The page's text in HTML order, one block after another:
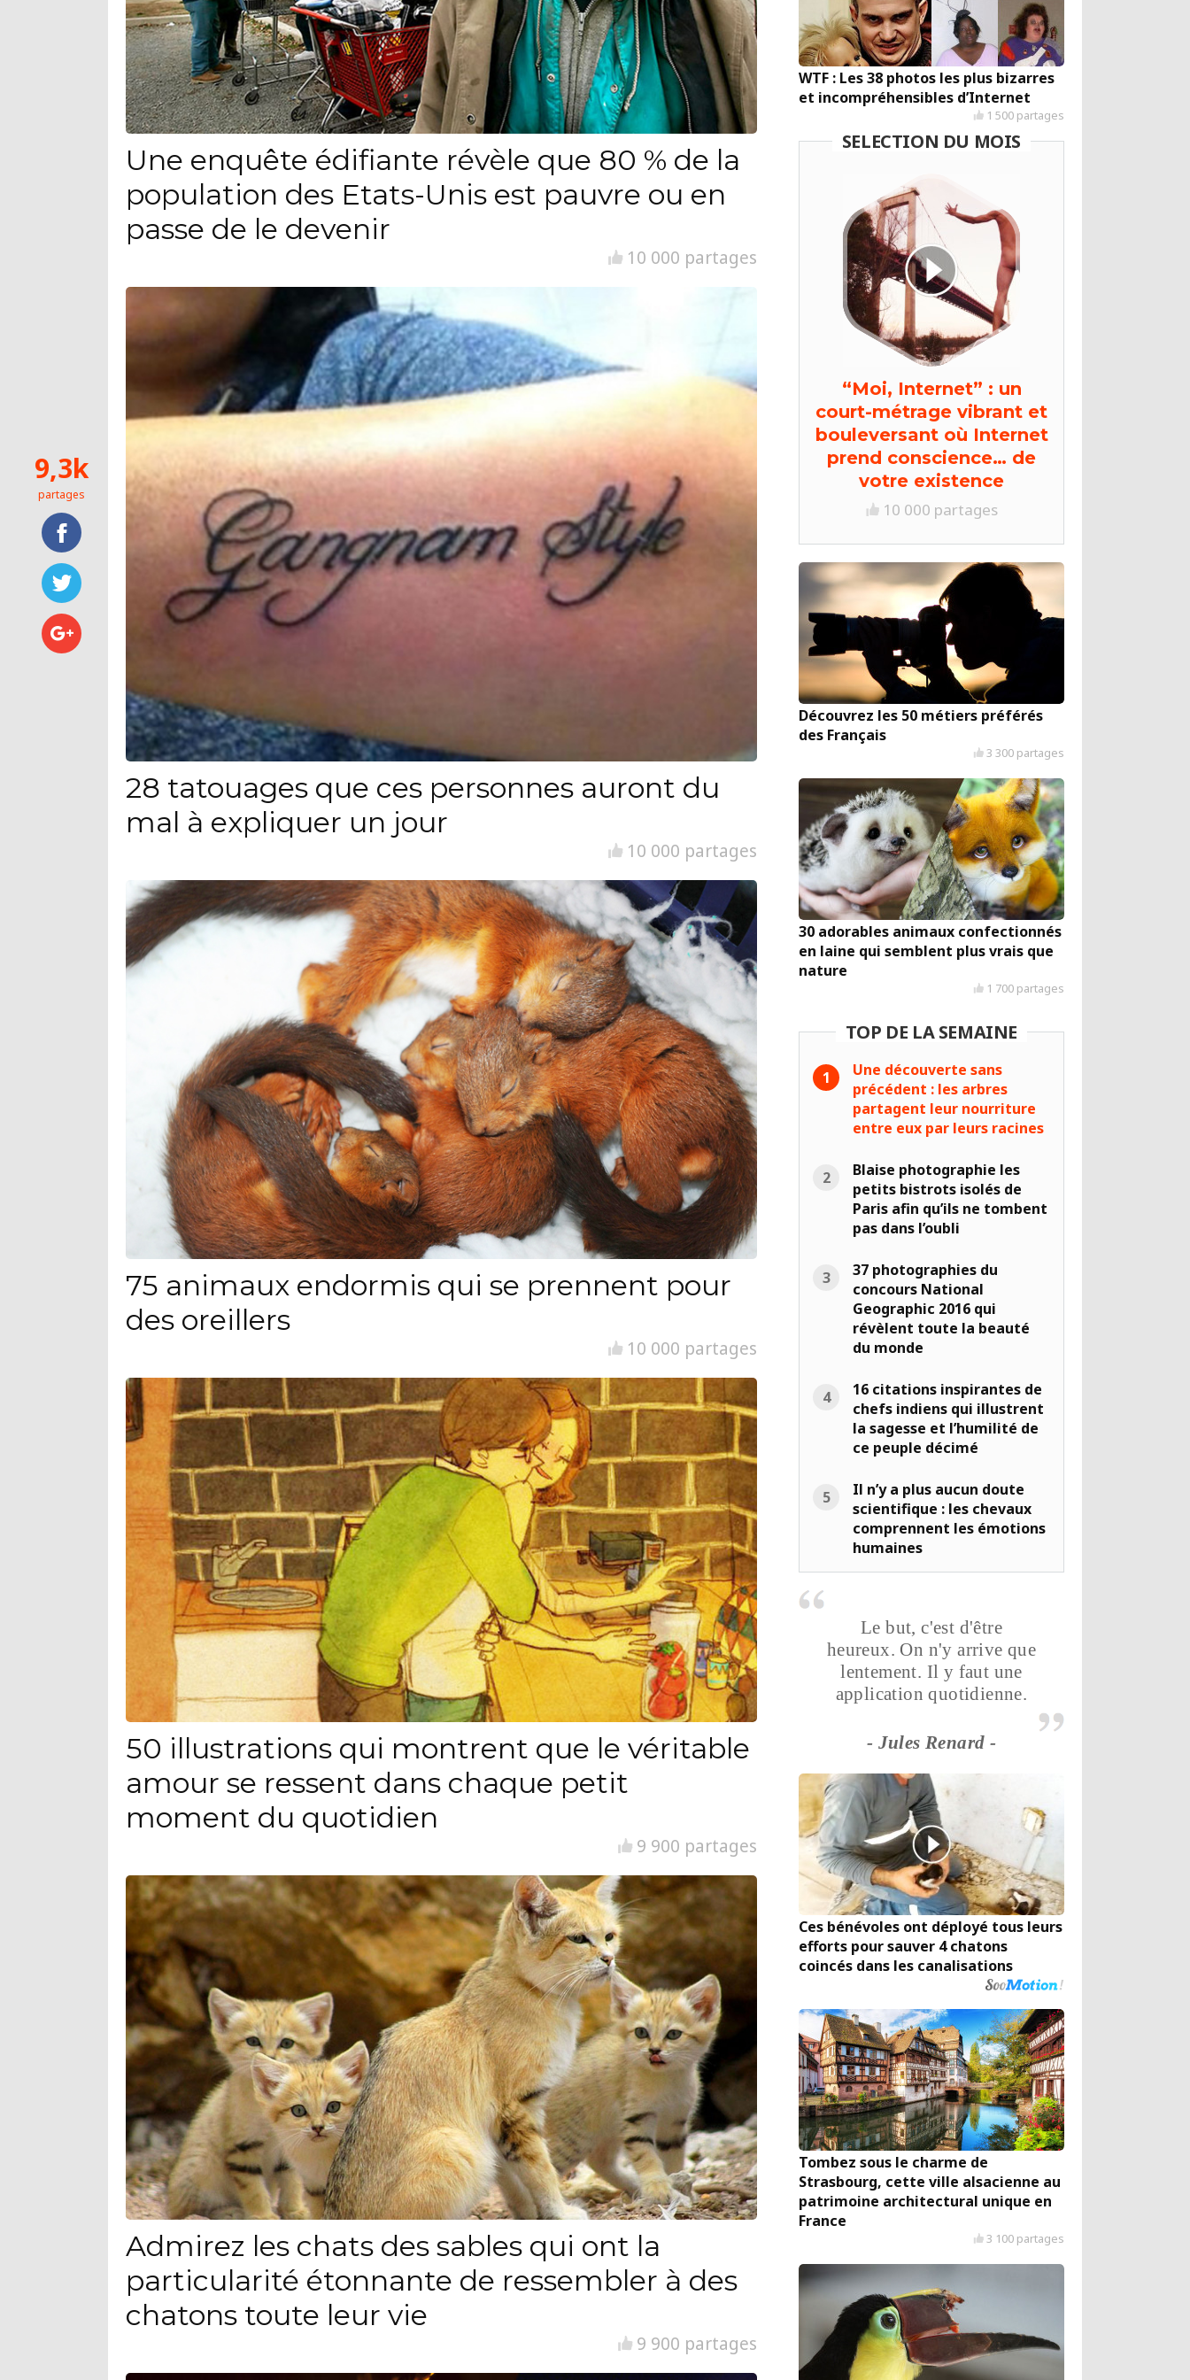
Une enquête édifiante révèle que 80 % de la
population des Etats-Unis est pauvre ou en
passe de le devenir
10 000 partages
28 tatouages que ces personnes auront du
mal à expliquer un jour
10 000 partages
75 animaux endormis qui se prennent pour
des oreillers
10 000 partages
50 illustrations qui montrent que le véritable
amour se ressent dans chaque petit
moment du quotidien
9 900 partages
Admirez les chats des sables qui ont la
particularité étonnante de ressembler à des
chatons toute leur vie
9 900 partages
WTF : Les 38 photos les plus bizarres
et incompréhensibles d’Internet
1 500 partages
SELECTION DU MOIS
“Moi, Internet” : un
court-métrage vibrant et
bouleversant où Internet
prend conscience… de
votre existence
10 000 partages
Découvrez les 50 métiers préférés
des Français
3 300 partages
30 adorables animaux confectionnés
en laine qui semblent plus vrais que
nature
1 700 partages
TOP DE LA SEMAINE
Une découverte sans
précédent : les arbres
partagent leur nourriture
entre eux par leurs racines
Blaise photographie les
petits bistrots isolés de
Paris afin qu’ils ne tombent
pas dans l’oubli
37 photographies du
concours National
Geographic 2016 qui
révèlent toute la beauté
du monde
16 citations inspirantes de
chefs indiens qui illustrent
la sagesse et l’humilité de
ce peuple décimé
Il n’y a plus aucun doute
scientifique : les chevaux
comprennent les émotions
humaines
Le but, c'est d'être
heureux. On n'y arrive que
lentement. Il y faut une
application quotidienne.
- Jules Renard -
Ces bénévoles ont déployé tous leurs
efforts pour sauver 4 chatons
coincés dans les canalisations
Tombez sous le charme de
Strasbourg, cette ville alsacienne au
patrimoine architectural unique en
France
3 100 partages
9,3k
partages